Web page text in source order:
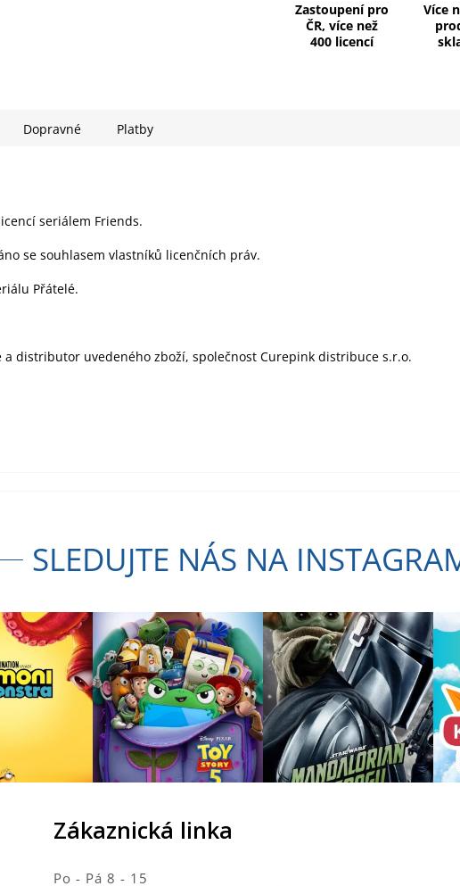
Zastoupení pro
ČR, více než
400 licencí
Více
Dopravné Platby
seriálem Friends.
se souhlasem vlastníků licenčních práv.
Přátelé.
a distributor uvedeného zboží, společnost Curepink distribuce s.r.o.
SLEDUJTE NÁS NA
Zákaznická linka
Po - Pá 8 - 15